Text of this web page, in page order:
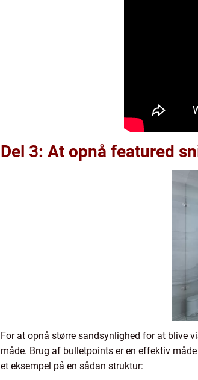
Del 3: At opnå featured
For at opnå større sandsynlighed for at blive
måde. Brug af bulletpoints er en effektiv
et eksempel på en sådan struktur: